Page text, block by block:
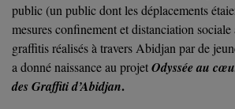
public (un public dont les déplacements
mesures confinement et distanciation
graffitis réalisés à travers Abidjan par de
a donnénaissance au projetOdyssée au
des Graffiti d’Abidjan.